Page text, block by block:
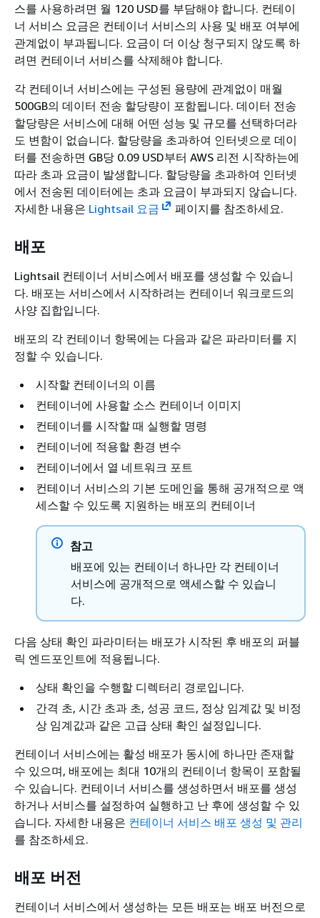
스를 사용하려면 월 120 USD를 부담해야 합니다. 컨테이
너 서비스 요금은 컨테이너 서비스의 사용 및 배포 여부에
관계없이 부과됩니다. 요금이 더 이상 청구되지 않도록 하
려면 컨테이너 서비스를 삭제해야 합니다.
각 컨테이너 서비스에는 구성된 용량에 관계없이 매월
500GB의 데이터 전송 할당량이 포함됩니다. 데이터 전송
할당량은 서비스에 대해 어떤 성능 및 규모를 선택하더라
도 변함이 없습니다. 할당량을 초과하여 인터넷으로 데이
터를 전송하면 GB당 0.09 USD부터 AWS 리전 시작하는에
따라 초과 요금이 발생합니다. 할당량을 초과하여 인터넷
에서 전송된 데이터에는 초과 요금이 부과되지 않습니다.
자세한 내용은 Lightsail 요금 페이지를 참조하세요.
배포
Lightsail 컨테이너 서비스에서 배포를 생성할 수 있습니
다. 배포는 서비스에서 시작하려는 컨테이너 워크로드의
사양 집합입니다.
배포의 각 컨테이너 항목에는 다음과 같은 파라미터를 지
정할 수 있습니다.
시작할 컨테이너의 이름
컨테이너에 사용할 소스 컨테이너 이미지
컨테이너를 시작할 때 실행할 명령
컨테이너에 적용할 환경 변수
컨테이너에서 열 네트워크 포트
컨테이너 서비스의 기본 도메인을 통해 공개적으로 액
세스할 수 있도록 지원하는 배포의 컨테이너
참고
배포에 있는 컨테이너 하나만 각 컨테이너
서비스에 공개적으로 액세스할 수 있습니
다.
다음 상태 확인 파라미터는 배포가 시작된 후 배포의 퍼블
릭 엔드포인트에 적용됩니다.
상태 확인을 수행할 디렉터리 경로입니다.
간격 초, 시간 초과 초, 성공 코드, 정상 임계값 및 비정
상 임계값과 같은 고급 상태 확인 설정입니다.
컨테이너 서비스에는 활성 배포가 동시에 하나만 존재할
수 있으며, 배포에는 최대 10개의 컨테이너 항목이 포함될
수 있습니다. 컨테이너 서비스를 생성하면서 배포를 생성
하거나 서비스를 설정하여 실행하고 난 후에 생성할 수 있
습니다. 자세한 내용은 컨테이너 서비스 배포 생성 및 관리
를 참조하세요.
배포 버전
컨테이너 서비스에서 생성하는 모든 배포는 배포 버전으로